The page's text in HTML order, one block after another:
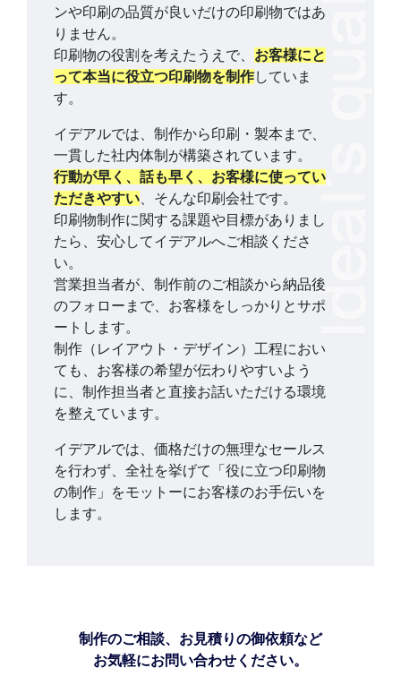
ンや印刷の品質が良いだけの印刷物ではあ
りません。
印刷物の役割を考えたうえで、 お客様にと
って本当に役立つ印刷物を制作していま
す。
イデアルでは、制作から印刷・製本まで、
一貫した社内体制が構築されています。
行動が早く、話も早く、お客様に使ってい
ただきやすい 、そんな印刷会社です。
印刷物制作に関する課題や目標がありまし
たら、安心してイデアルへご相談くださ
い。
営業担当者が、制作前のご相談から納品後
のフォローまで、お客様をしっかりとサポ
ートします。
制作（レイアウト・デザイン）工程におい
ても、お客様の希望が伝わりやすいよう
に、制作担当者と直接お話いただける環境
を整えています。
イデアルでは、価格だけの無理なセールス
を行わず、全社を挙げて「役に立つ印刷物
の制作」をモットーにお客様のお手伝いを
します。
制作のご相談、お見積りの御依頼など
お気軽にお問い合わせください。